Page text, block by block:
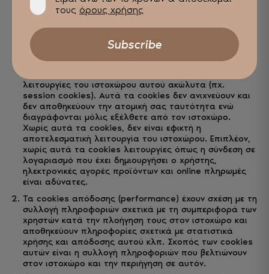
– χρήστη. Τα cookies που χρησιμοποιούνται είναι τα εξής:
Τα απολύτως απαραίτητα cookies: Τα απαραίτητα
cookies είναι καθοριστικής σημασίας για την ορθή
λειτουργία του ιστοχώρου, και επιτρέπουν στους
λειτουργίες του ιστοχώρου αυτού ακώλυτα (πχ.
session cookies). Αυτά τα cookies δεν ανιχνεύουν και
δεν αποθηκεύουν την ατομική σας ταυτότητα ενώ
διαγράφονται μόλις εξέλθετε από τον ιστοχώρο.
Χωρίς αυτά τα cookies, δεν είναι εφικτή η
αποτελεσματική λειτουργία του ιστοχώρου. Επιπλέον,
χωρίς αυτά τα cookies λειτουργίες όπως η σύνδεση σε
λογαριασμό που έχει δημιουργήσει ο χρήστης,
ηλεκτρονικές αγορές προϊόντων και online πληρωμές
είναι αδύνατες.
Τα cookies απόδοσης (performance) έχουν σχέση με τη
συλλογή πληροφοριών σχετικά με τη συμπεριφορά των
χρηστών κατά την πλοήγηση τους στον ιστοχώρο και
αποθηκεύουν πληροφορίες σχετικά με στατιστικά
χρήσης και απόδοσης αυτού κλπ. Σκοπός των cookies
αυτών είναι η συλλογή πληροφοριών που βελτιώνουν
στον ιστοχώρο και την περιήγηση σε αυτόν.
τους όρους χρήσης